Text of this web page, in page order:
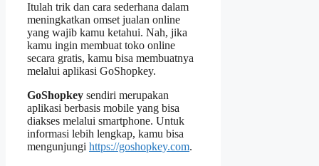
Itulah trik dan cara sederhana dalam
meningkatkan omset jualan online
yang wajib kamu ketahui. Nah, jika
kamu ingin membuat toko online
secara gratis, kamu bisa membuatnya
melalui aplikasi GoShopkey.
GoShopkey sendiri merupakan
aplikasi berbasis mobile yang bisa
diakses melalui smartphone. Untuk
informasi lebih lengkap, kamu bisa
mengunjungi https://goshopkey.com.